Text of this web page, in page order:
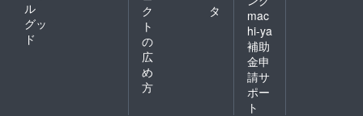
ル
グッ
ド
ク
ト
の
広
め
方
タ
mac
hi-ya
補助
金申
請サ
ポー
ト